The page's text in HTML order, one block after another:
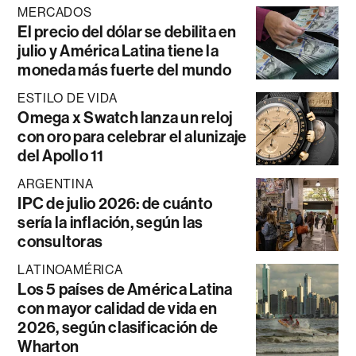
MERCADOS
El precio del dólar se debilita en
julio y América Latina tiene la
moneda más fuerte del mundo
ESTILO DE VIDA
Omega x Swatch lanza un reloj
con oro para celebrar el alunizaje
del Apollo 11
ARGENTINA
IPC de julio 2026: de cuánto
sería la inflación, según las
consultoras
LATINOAMÉRICA
Los 5 países de América Latina
con mayor calidad de vida en
2026, según clasificación de
Wharton